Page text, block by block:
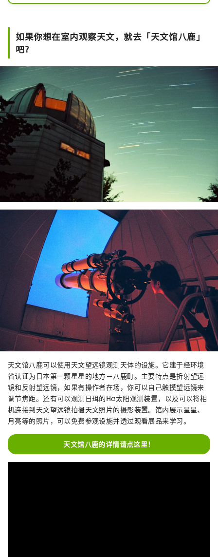
以享受各种运动，包括登山、徒步旅
如果你想在室内观察天文，就去「天文馆八鹿」
吧?
天文馆八鹿可以使用天文望远镜观测天体的设施。它建于经环境
省认证为日本第一颗星星的地方－八鹿町。主要特点是折射望远
镜和反射望远镜，如果有操作者在场，你可以自己触摸望远镜来
调节焦距。还有可以观测日珥的Hα太阳观测装置，以及可以将相
机连接到天文望远镜拍摄天文照片的摄影装置。馆内展示星星、
月亮等的照片，可以免费参观设施并透过观看展品来学习。
天文馆八鹿的详情请点这里！